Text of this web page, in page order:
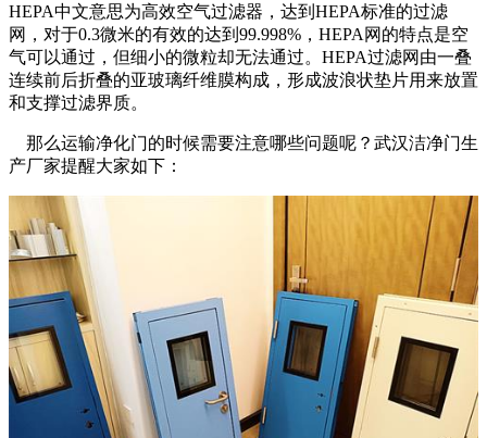
HEPA中文意思为高效空气过滤器，达到HEPA标准的过滤
网，对于0.3微米的有效的达到99.998%，HEPA网的特点是空
气可以通过，但细小的微粒却无法通过。HEPA过滤网由一叠
连续前后折叠的亚玻璃纤维膜构成，形成波浪状垫片用来放置
和支撑过滤界质。
那么运输净化门的时候需要注意哪些问题呢？武汉洁净门生
产厂家提醒大家如下：